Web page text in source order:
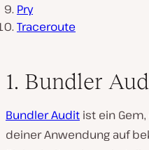
Pry
Traceroute
1. Bundler
Bundler Audit ist ein
deiner Anwendung auf